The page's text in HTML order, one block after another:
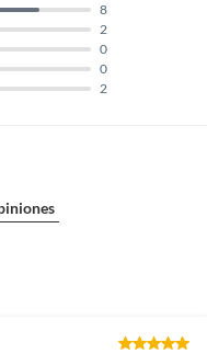
2
0
0
2
8